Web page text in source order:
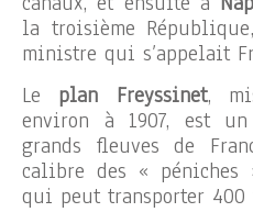
la troisième
ministre qui s’appelait
Le plan Freyssinet,
environ à 1907, est
grands fleuves de
calibre des «
qui peut transporter 400